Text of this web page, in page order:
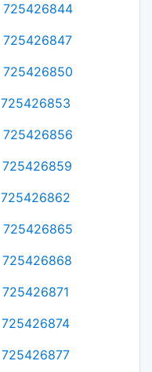
725426844
725426847
725426850
725426853
725426856
725426859
725426862
725426865
725426868
725426871
725426874
725426877